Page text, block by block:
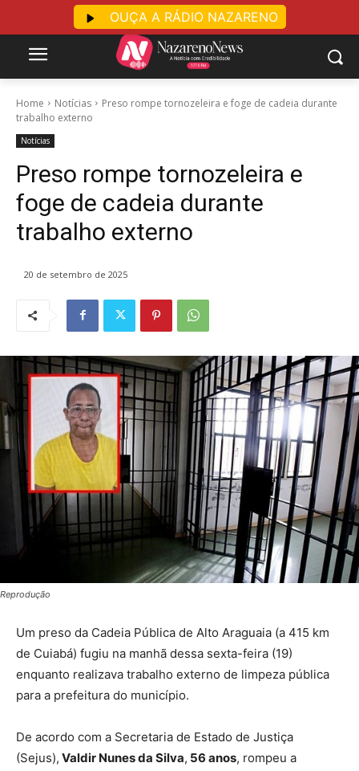
Home Notícias
Preso rompe tornozeleira e foge de cadeia durante
trabalho externo
Notícias
Preso rompe tornozeleira e
foge de cadeia durante
trabalho externo
20 de setembro de 2025
Reprodução
Um preso da Cadeia Pública de Alto Araguaia (a 415 km
de Cuiabá) fugiu na manhã dessa sexta-feira (19)
enquanto realizava trabalho externo de limpeza pública
para a prefeitura do município.
De acordo com a Secretaria de Estado de Justiça
(Sejus), Valdir Nunes da Silva, 56 anos, rompeu a
OUÇA A RÁDIO NAZARENO